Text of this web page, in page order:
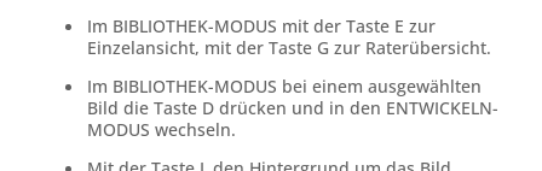
Im BIBLIOTHEK-MODUS mit der Taste E zur
Einzelansicht, mit der Taste G zur Raterübersicht.
Im BIBLIOTHEK-MODUS bei einem ausgewählten
Bild die Taste D drücken und in den ENTWICKELN-
MODUS wechseln.